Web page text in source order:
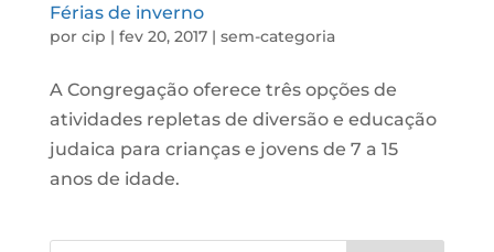
Férias de inverno
por cip | fev 20, 2017| sem-categoria
A Congregação oferece três opções de
atividades repletas de diversão e educação
judaica para crianças e jovens de 7 a 15
anos de idade.